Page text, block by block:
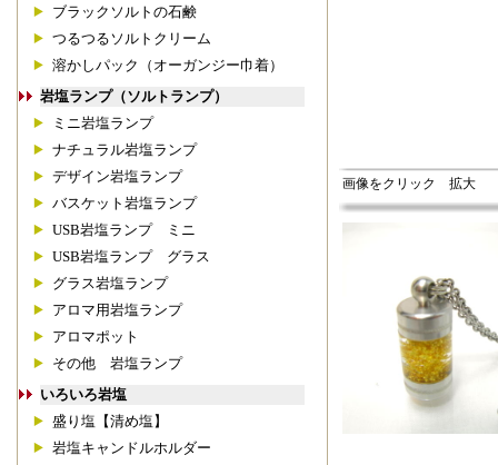
ブラックソルトの石鹸
つるつるソルトクリーム
溶かしパック（オーガンジー巾着）
岩塩ランプ（ソルトランプ）
ミニ岩塩ランプ
ナチュラル岩塩ランプ
デザイン岩塩ランプ
バスケット岩塩ランプ
USB岩塩ランプ ミニ
USB岩塩ランプ グラス
グラス岩塩ランプ
アロマ用岩塩ランプ
アロマポット
その他 岩塩ランプ
いろいろ岩塩
盛り塩【清め塩】
岩塩キャンドルホルダー
画像をクリック 拡大